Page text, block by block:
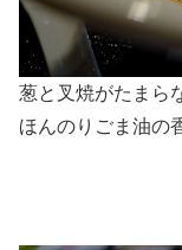
葱と叉焼がたまら
ほんのりごま油の